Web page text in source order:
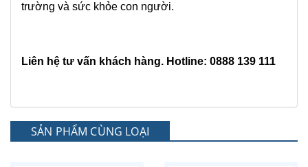
trường và sức khỏe con người.
Liên hệ tư vấn khách hàng. Hotline: 0888 139 111
SẢN PHẨM CÙNG LOẠI